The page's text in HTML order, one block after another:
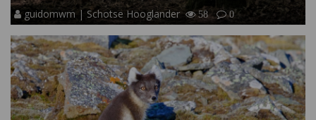
guidomwm | Schotse Hooglander 58 0